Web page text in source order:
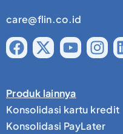
care@flin.co.id
Produk lainnya
Konsolidasi kartu kredit
Konsolidasi PayLater